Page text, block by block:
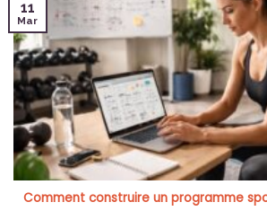
Comment construire un programme
11
Mar